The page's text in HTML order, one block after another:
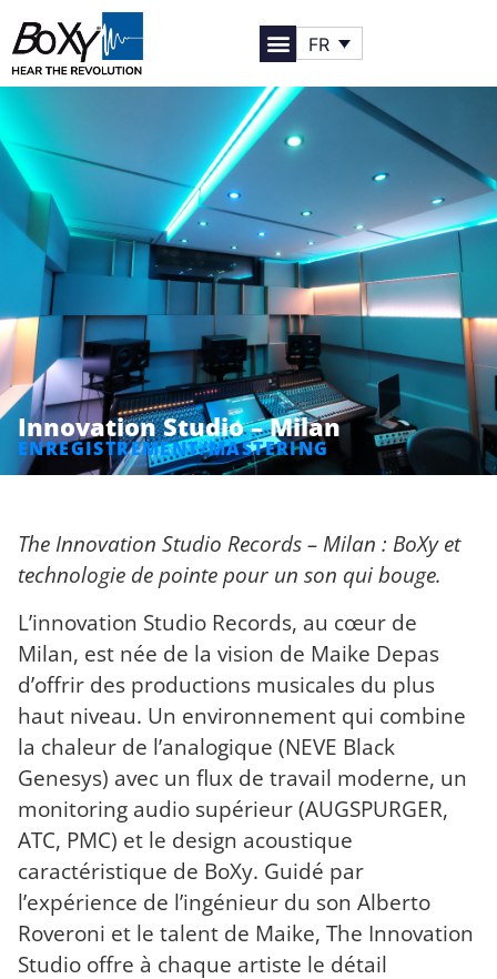
FR
Innovation Studio – Milan
ENREGISTREMENT/MASTERING
The Innovation Studio Records – Milan : BoXy et
technologie de pointe pour un son qui bouge.
L’innovation Studio Records, au cœur de
Milan, est née de la vision de Maike Depas
d’offrir des productions musicales du plus
haut niveau. Un environnement qui combine
la chaleur de l’analogique (NEVE Black
Genesys) avec un flux de travail moderne, un
monitoring audio supérieur (AUGSPURGER,
ATC, PMC) et le design acoustique
caractéristique de BoXy. Guidé par
l’expérience de l’ingénieur du son Alberto
Roveroni et le talent de Maike, The Innovation
Studio offre à chaque artiste le détail